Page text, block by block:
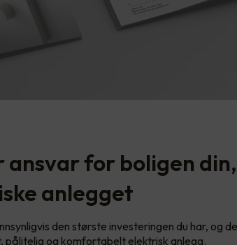
ansvar for boligen
anlegget
den største investeringen du har, og
pålitelig og komfortabelt elektrisk anlegg.